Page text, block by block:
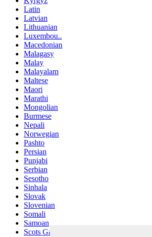
Latin
Latvian
Lithuanian
Luxembou..
Macedonian
Malagasy
Malay
Malayalam
Maltese
Maori
Marathi
Mongolian
Burmese
Nepali
Norwegian
Pashto
Persian
Punjabi
Serbian
Sesotho
Sinhala
Slovak
Slovenian
Somali
Samoan
Scots Gaelic